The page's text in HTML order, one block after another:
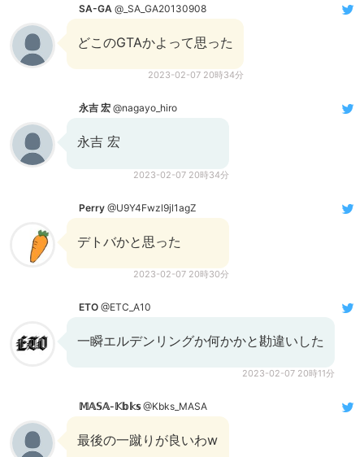
SA-GA @_SA_GA20130908
どこのGTAかよって思った
2023-02-07 20時34分
永吉 宏 @nagayo_hiro
永吉 宏
2023-02-07 20時34分
Perry @U9Y4Fwzl9jl1agZ
デトバかと思った
2023-02-07 20時30分
ETO @ETC_A10
一瞬エルデンリングか何かかと勘違いした
2023-02-07 20時11分
𝕄𝔸𝕊𝔸-𝕂𝕓𝕜𝕤@Kbks_MASA
最後の一蹴りが良いわw